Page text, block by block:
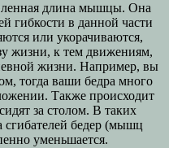
длина мышцы. Она
гибкости в данной части
или укорачиваются,
жизни, к тем движениям,
жизни. Например, вы
тогда ваши бедра много
Также происходит
за столом. В таких
сгибателей бедер (мышц
уменьшается.